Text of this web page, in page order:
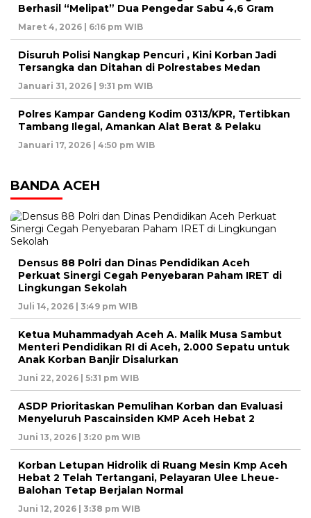
Berhasil “Melipat” Dua Pengedar Sabu 4,6 Gram
Maret 4, 2026 | 6:16 pm WIB
Disuruh Polisi Nangkap Pencuri , Kini Korban Jadi
Tersangka dan Ditahan di Polrestabes Medan
Januari 31, 2026 | 9:31 pm WIB
Polres Kampar Gandeng Kodim 0313/KPR, Tertibkan
Tambang Ilegal, Amankan Alat Berat & Pelaku
Januari 17, 2026 | 4:50 pm WIB
BANDA ACEH
Densus 88 Polri dan Dinas Pendidikan Aceh
Perkuat Sinergi Cegah Penyebaran Paham IRET di
Lingkungan Sekolah
Juli 14, 2026 | 3:49 pm WIB
Ketua Muhammadyah Aceh A. Malik Musa Sambut
Menteri Pendidikan RI di Aceh, 2.000 Sepatu untuk
Anak Korban Banjir Disalurkan
Juni 22, 2026 | 5:31 pm WIB
ASDP Prioritaskan Pemulihan Korban dan Evaluasi
Menyeluruh Pascainsiden KMP Aceh Hebat 2
Juni 13, 2026 | 3:20 pm WIB
Korban Letupan Hidrolik di Ruang Mesin Kmp Aceh
Hebat 2 Telah Tertangani, Pelayaran Ulee Lheue-
Balohan Tetap Berjalan Normal
Juni 12, 2026 | 3:38 pm WIB